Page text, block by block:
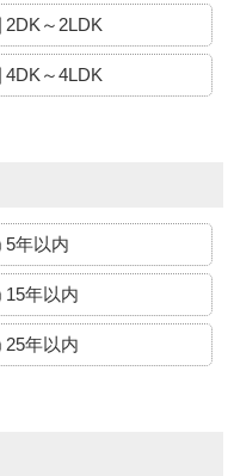
2DK～2LDK
4DK～4LDK
5年以内
15年以内
25年以内